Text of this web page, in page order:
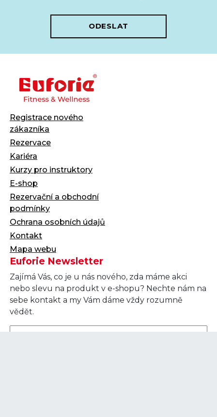
ODESLAT
Registrace nového
zákazníka
Rezervace
Kariéra
Kurzy pro instruktory
E-shop
Rezervační a obchodní
podmínky
Ochrana osobních údajů
Kontakt
Mapa webu
Euforie Newsletter
Zajímá Vás, co je u nás nového, zda máme akci
nebo slevu na produkt v e-shopu? Nechte nám na
sebe kontakt a my Vám dáme vždy rozumně
vědět.